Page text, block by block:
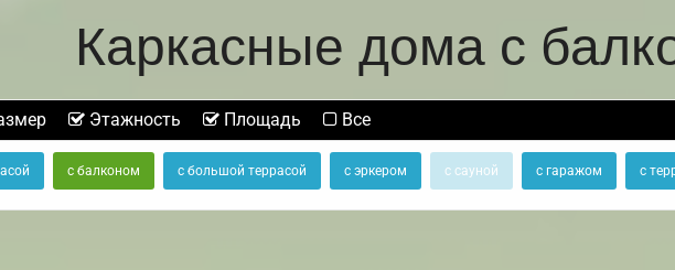
Каркасные дома с
Этажность Площадь Все
с балконом с большой террасой с эркером с сауной с гаражом с